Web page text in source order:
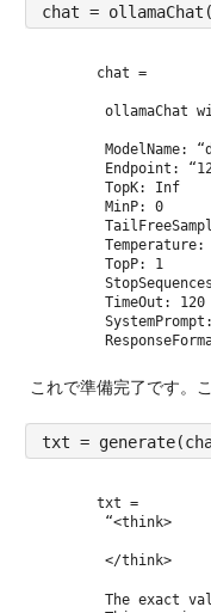
chat = ollamaChat(
chat =
ollamaChat
ModelName:
Endpoint:
TopK: Inf
MinP: 0
Temperature:
TopP: 1
TimeOut: 120
これで準備完了です。
txt =
txt =
“<think>
</think>
The exact